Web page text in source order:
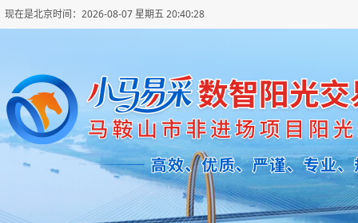
现在是北京时间： 2026-08-07 星期五 20:40:29